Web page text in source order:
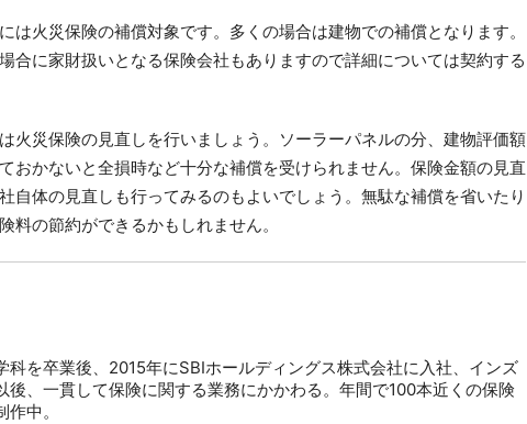
は火災保険の補償対象です。多くの場合は建物での補償となります。
合に家財扱いとなる保険会社もありますので詳細については契約する
火災保険の見直しを行いましょう。ソーラーパネルの分、建物評価額
おかないと全損時など十分な補償を受けられません。保険金額の見直
自体の見直しも行ってみるのもよいでしょう。無駄な補償を省いたり
料の節約ができるかもしれません。
科を卒業後、2015年にSBIホールディングス株式会社に入社、インズ
後、一貫して保険に関する業務にかかわる。年間で100本近くの保険
中。